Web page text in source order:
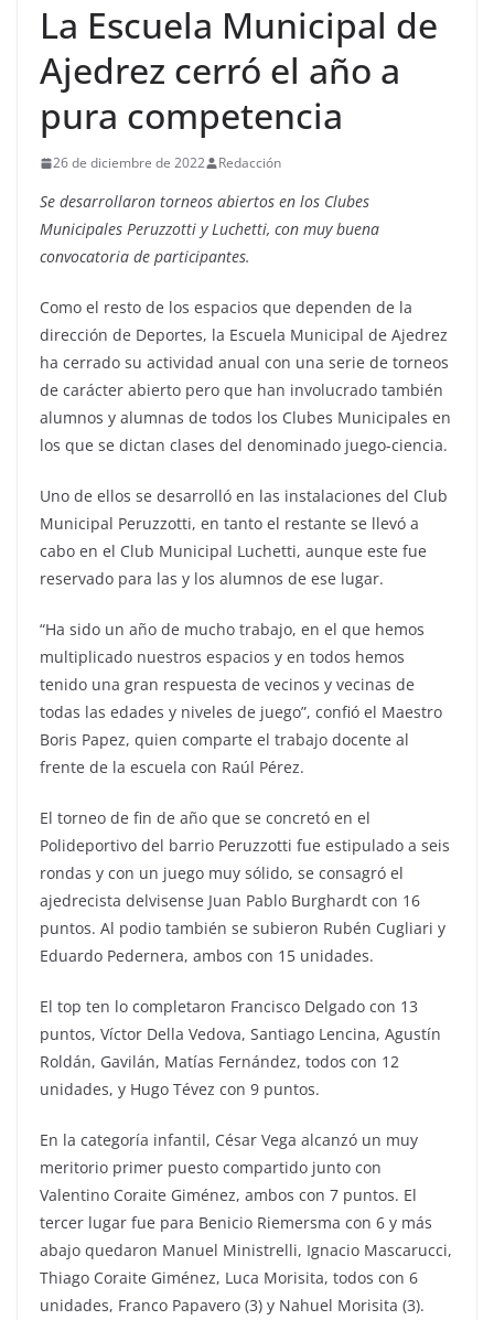
La Escuela Municipal de
Ajedrez cerró el año a
pura competencia
26 de diciembre de 2022 Redacción
Se desarrollaron torneos abiertos en los Clubes
Municipales Peruzzotti y Luchetti, con muy buena
convocatoria de participantes.
Como el resto de los espacios que dependen de la
dirección de Deportes, la Escuela Municipal de Ajedrez
ha cerrado su actividad anual con una serie de torneos
de carácter abierto pero que han involucrado también
alumnos y alumnas de todos los Clubes Municipales en
los que se dictan clases del denominado juego-ciencia.
Uno de ellos se desarrolló en las instalaciones del Club
Municipal Peruzzotti, en tanto el restante se llevó a
cabo en el Club Municipal Luchetti, aunque este fue
reservado para las y los alumnos de ese lugar.
“Ha sido un año de mucho trabajo, en el que hemos
multiplicado nuestros espacios y en todos hemos
tenido una gran respuesta de vecinos y vecinas de
todas las edades y niveles de juego”, confió el Maestro
Boris Papez, quien comparte el trabajo docente al
frente de la escuela con Raúl Pérez.
El torneo de fin de año que se concretó en el
Polideportivo del barrio Peruzzotti fue estipulado a seis
rondas y con un juego muy sólido, se consagró el
ajedrecista delvisense Juan Pablo Burghardt con 16
puntos. Al podio también se subieron Rubén Cugliari y
Eduardo Pedernera, ambos con 15 unidades.
El top ten lo completaron Francisco Delgado con 13
puntos, Víctor Della Vedova, Santiago Lencina, Agustín
Roldán, Gavilán, Matías Fernández, todos con 12
unidades, y Hugo Tévez con 9 puntos.
En la categoría infantil, César Vega alcanzó un muy
meritorio primer puesto compartido junto con
Valentino Coraite Giménez, ambos con 7 puntos. El
tercer lugar fue para Benicio Riemersma con 6 y más
abajo quedaron Manuel Ministrelli, Ignacio Mascarucci,
Thiago Coraite Giménez, Luca Morisita, todos con 6
unidades, Franco Papavero (3) y Nahuel Morisita (3).